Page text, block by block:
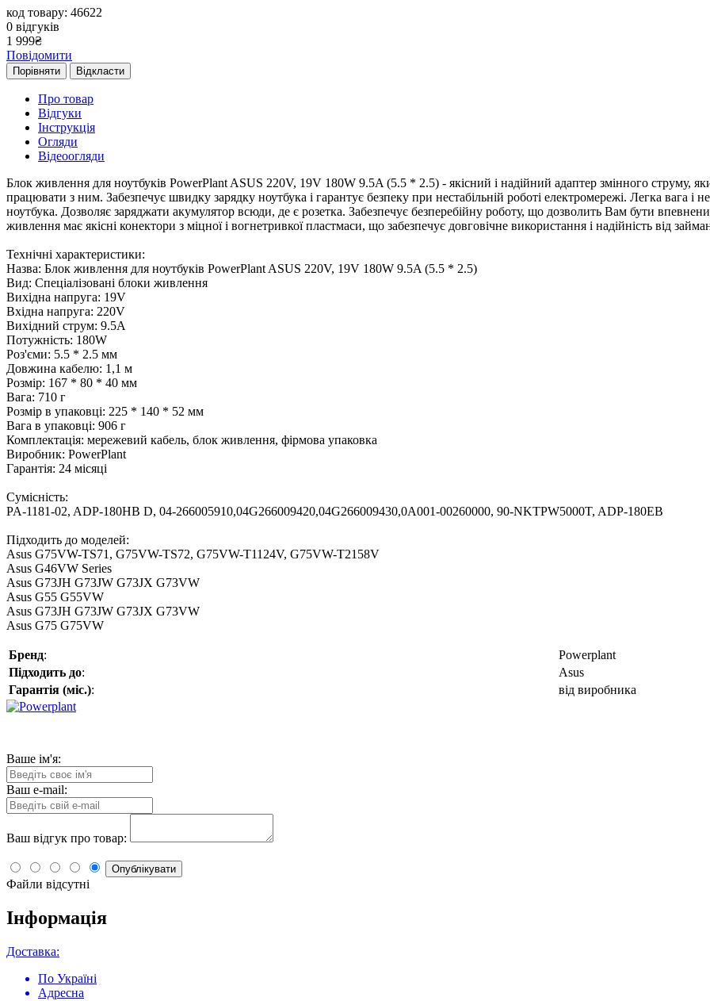
код товару: 46622
0 відгуків
1 999₴
Повідомити
Порівняти Відкласти
Про товар
Відгуки
Інструкція
Огляди
Відеоогляди
Блок живлення для ноутбуків PowerPlant ASUS 220V, 19V 180W 9.5A (5.5 * 2.5) - якісний і надійний адаптер змінного струму,
працювати з ним. Забезпечує швидку зарядку ноутбука і гарантує безпеку при нестабільній роботі електромережі. Легка вага і
ноутбука. Дозволяє заряджати акумулятор всюди, де є розетка. Забезпечує безперебійну роботу, що дозволить Вам бути
живлення має якісні конектори з міцної і вогнетривкої пластмаси, що забезпечує довговічне використання і надійність від
Технічні характеристики:
Назва: Блок живлення для ноутбуків PowerPlant ASUS 220V, 19V 180W 9.5A (5.5 * 2.5)
Вид: Спеціалізовані блоки живлення
Вихідна напруга: 19V
Вхідна напруга: 220V
Вихідний струм: 9.5A
Потужність: 180W
Роз'єми: 5.5 * 2.5 мм
Довжина кабелю: 1,1 м
Розмір: 167 * 80 * 40 мм
Вага: 710 г
Розмір в упаковці: 225 * 140 * 52 мм
Вага в упаковці: 906 г
Комплектація: мережевий кабель, блок живлення, фірмова упаковка
Виробник: PowerPlant
Гарантія: 24 місяці
Сумісність:
PA-1181-02, ADP-180HB D, 04-266005910,04G266009420,04G266009430,0A001-00260000, 90-NKTPW5000T, ADP-180EB
Підходить до моделей:
Asus G75VW-TS71, G75VW-TS72, G75VW-T1124V, G75VW-T2158V
Asus G46VW Series
Asus G73JH G73JW G73JX G73VW
Asus G55 G55VW
Asus G73JH G73JW G73JX G73VW
Asus G75 G75VW
Бренд:
Powerplant
Підходить до:
Asus
Гарантія (міс.): від виробника
Ваше ім'я:
Ваш e-mail:
Ваш відгук про товар:
Опублікувати
Файли відсутні
Інформація
Доставка:
По Україні
Адресна